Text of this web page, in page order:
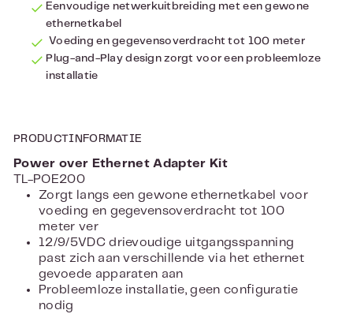
Eenvoudige netwerkuitbreiding met een gewone
ethernetkabel
Voeding en gegevensoverdracht tot 100 meter
Plug-and-Play design zorgt voor een probleemloze
installatie
PRODUCTINFORMATIE
Power over Ethernet Adapter Kit
TL-POE200
Zorgt langs een gewone ethernetkabel voor
voeding en gegevensoverdracht tot 100
meter ver
12/9/5VDC drievoudige uitgangsspanning
past zich aan verschillende via het ethernet
gevoede apparaten aan
Probleemloze installatie, geen configuratie
nodig